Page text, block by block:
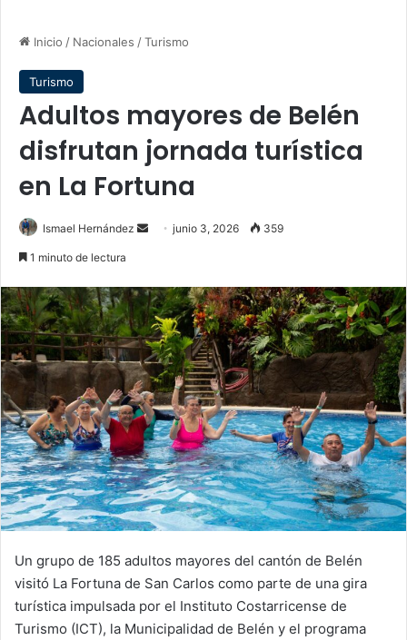
Inicio / Nacionales /Turismo
Turismo
Adultos mayores de Belén
disfrutan jornada turística
en La Fortuna
Ismael Hernández
Sendjunio 3, 2026 359
1 minuto de lectura
Un grupo de 185 adultos mayores del cantón de Belén
visitó La Fortuna de San Carlos como parte de una gira
turística impulsada por el Instituto Costarricense de
Turismo (ICT), la Municipalidad de Belén y el programa